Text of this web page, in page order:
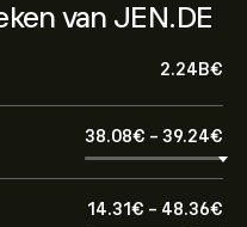
van JEN.DE
2.24B‎€‎
38.08‎€‎ - 39.24‎€‎
14.31‎€‎ - 48.36‎€‎